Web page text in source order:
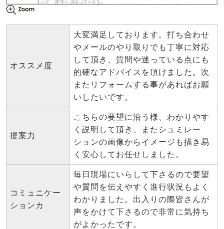
オススメ度
大変満足しております。打ち合わせ
やメールのやり取りでも丁寧に対応
して頂き、質問や迷っている点にも
的確なアドバイスを頂けました。次
またリフォームする事があればお願
いしたいです。
提案力
こちらの要望に沿う様、わかりやす
く説明して頂き、またシュミレー
ションの画像からイメージも描き易
く安心してお任せしました。
コミュニケー
ションカ
毎日現場にいらして下さるので要望
や質問を伝えやすく進行状況もよく
わかりました。出入りの際皆さんが
声をかけて下さるので非常に気持ち
がよかったです。